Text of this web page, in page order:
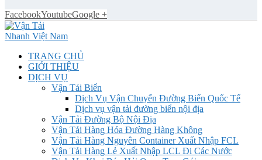
FacebookYoutubeGoogle +
TRANG CHỦ
GIỚI THIỆU
DỊCH VỤ
Vận Tải Biển
Dịch Vụ Vận Chuyển Đường Biển Quốc Tế
Dịch vụ vận tải đường biển nội địa
Vận Tải Đường Bộ Nội Địa
Vận Tải Hàng Hóa Đường Hàng Không
Vận Tải Hàng Nguyên Container Xuất Nhập FCL
Vận Tải Hàng Lẻ Xuất Nhập LCL Đi Các Nước